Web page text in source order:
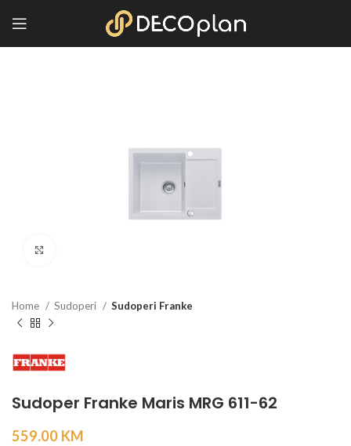
Home Sudoperi Sudoperi Franke
Sudoper Franke Maris MRG 611-62
559.00 KM